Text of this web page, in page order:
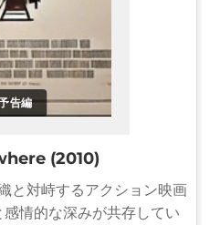
告編
(2010)
と対峙するアクション映画
情的な深みが共存してい